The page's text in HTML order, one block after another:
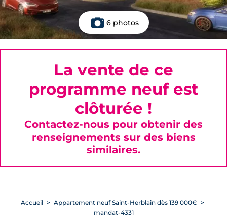
6 photos
Accueil
Appartement neuf Saint-Herblain dès 139 000€
mandat-4331
La vente de ce
programme neuf est
clôturée !
Contactez-nous pour obtenir des
renseignements sur des biens
similaires.